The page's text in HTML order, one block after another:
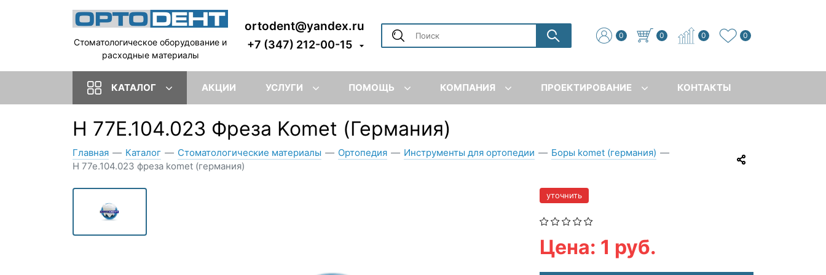
Стоматологическое оборудование и
расходные материалы
ortodent@yandex.ru
+7 (347) 212-00-15
0 0 0 0
КАТАЛОГ АКЦИИ УСЛУГИ ПОМОЩЬ КОМПАНИЯ ПРОЕКТИРОВАНИЕ КОНТАКТЫ
Н 77Е.104.023 Фреза Komet (Германия)
Главная — Каталог — Стоматологические материалы — Ортопедия — Инструменты для ортопедии — Боры komet (германия) —
Н 77е.104.023 фреза komet (германия)
уточнить
Цена: 1 руб.